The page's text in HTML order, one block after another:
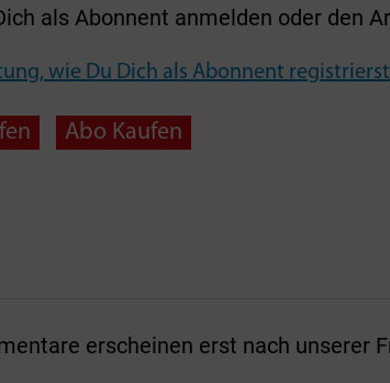
als Abonnent anmelden oder den
wie Du Dich als Abonnent registrierst
Abo Kaufen
erscheinen erst nach unserer